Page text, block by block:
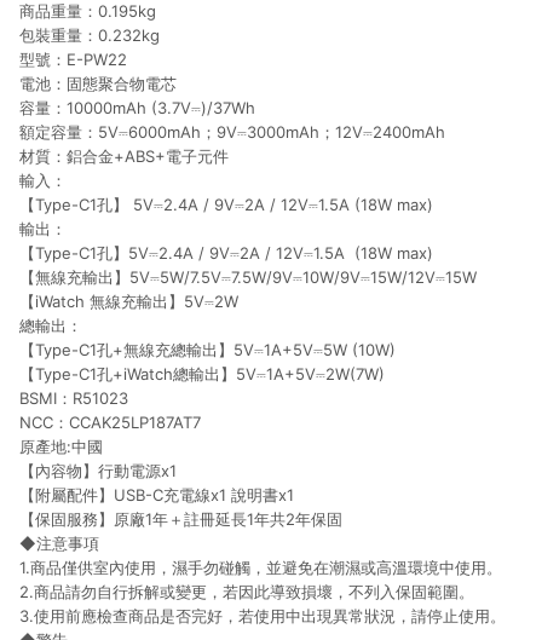
商品重量：0.195kg
包裝重量：0.232kg
型號：E-PW22
電池：固態聚合物電芯
容量：10000mAh (3.7V⎓)/37Wh
額定容量：5V⎓6000mAh；9V⎓3000mAh；12V⎓2400mAh
材質：鋁合金+ABS+電子元件
輸入：
【Type-C1孔】 5V⎓2.4A / 9V⎓2A / 12V⎓1.5A (18W max)
輸出：
【Type-C1孔】5V⎓2.4A / 9V⎓2A / 12V⎓1.5A (18W max)
【無線充輸出】5V⎓5W/7.5V⎓7.5W/9V⎓10W/9V⎓15W/12V⎓15W
【iWatch 無線充輸出】5V⎓2W
總輸出：
【Type-C1孔+無線充總輸出】5V⎓1A+5V⎓5W (10W)
【Type-C1孔+iWatch總輸出】5V⎓1A+5V⎓2W(7W)
BSMI：R51023
NCC：CCAK25LP187AT7
原產地:中國
【內容物】行動電源x1
【附屬配件】USB-C充電線x1 說明書x1
【保固服務】原廠1年＋註冊延長1年共2年保固
◆注意事項
1.商品僅供室內使用，濕手勿碰觸，並避免在潮濕或高溫環境中使用。
2.商品請勿自行拆解或變更，若因此導致損壞，不列入保固範圍。
3.使用前應檢查商品是否完好，若使用中出現異常狀況，請停止使用。